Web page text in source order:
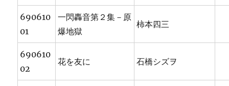
690610
01
一閃轟音第２集－原
爆地獄
柿本四三
690610
02
花を友に 石橋シズヲ